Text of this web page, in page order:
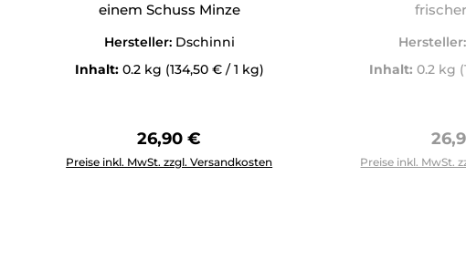
einem Schuss Minze
Hersteller: Dschinni
Inhalt: 0.2 kg (134,50 € / 1 kg)
Regulärer Preis:
26,90 €
Preise inkl. MwSt. zzgl. Versandkosten
Produkt Anzahl: Gib den gewünschten Wert ein oder
Hersteller:
Inhalt: 0.2 kg
Preise inkl. MwSt.